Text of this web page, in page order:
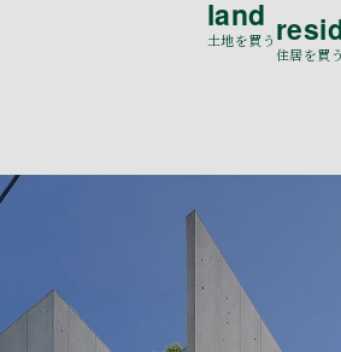
land
土地を買う
住居を買う